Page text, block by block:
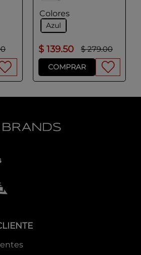
Colores
Azul
$ 139.50 $ 279.00
COMPRAR